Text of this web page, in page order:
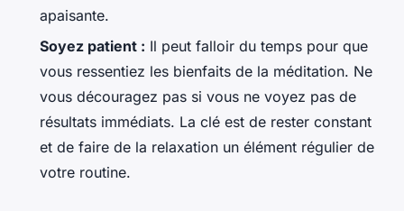
apaisante.
Soyez patient : Il peut falloir du temps pour que
vous ressentiez les bienfaits de la méditation. Ne
vous découragez pas si vous ne voyez pas de
résultats immédiats. La clé est de rester constant
et de faire de la relaxation un élément régulier de
votre routine.